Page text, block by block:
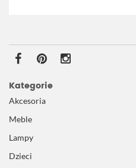
Kategorie
Akcesoria
Meble
Lampy
Dzieci